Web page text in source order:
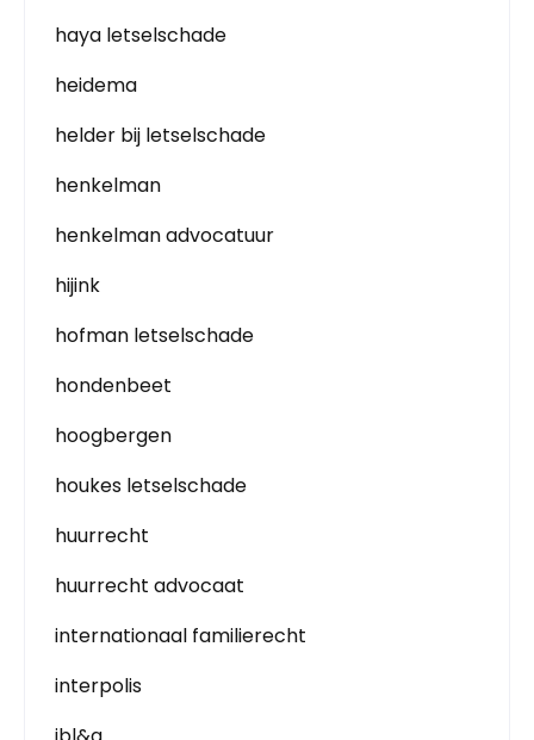
haya letselschade
heidema
helder bij letselschade
henkelman
henkelman advocatuur
hijink
hofman letselschade
hondenbeet
hoogbergen
houkes letselschade
huurrecht
huurrecht advocaat
internationaal familierecht
interpolis